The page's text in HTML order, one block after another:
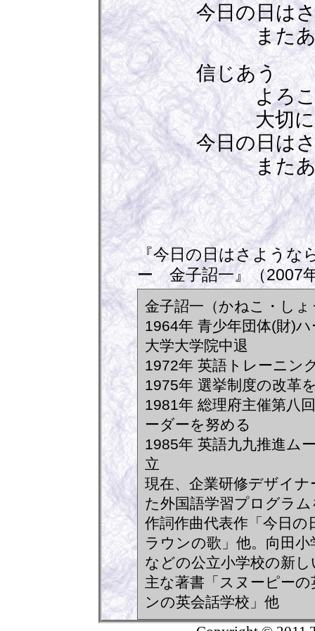
今日の日はさ
またあう
信じあう
よろこ
大切にし
今日の日はさ
またあう
＜終
『今日の日はさよう
ー 金子詔一』（2007
金子詔一（かねこ・し
1964年 青少年団体(財)
大学大学院中退
1972年 英語トレーニン
1975年 選挙制度の改革
1981年 総理府主催第八
ーダーを努める
1985年 英語九九推進ム
立
現在、企業研修デザイ
た外国語学習プログラ
作詞作曲代表作「今日
ラウンの歌」他。向田
などの公立小学校の新
主な著書「スヌーピー
ンの英会話学校」他